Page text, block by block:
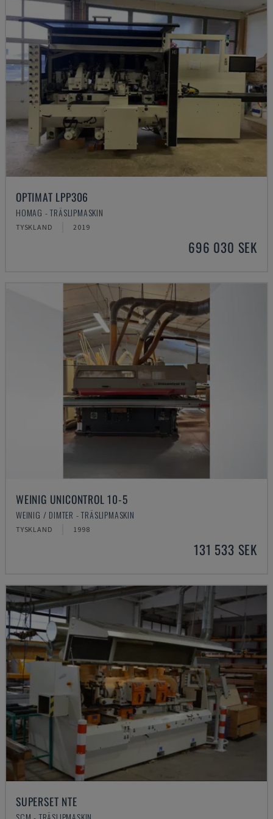
OPTIMAT LPP306
HOMAG - TRÄSLIPMASKIN
TYSKLAND 2019
696 030 SEK
WEINIG UNICONTROL 10-5
WEINIG / DIMTER - TRÄSLIPMASKIN
TYSKLAND 1998
131 533 SEK
SUPERSET NTE